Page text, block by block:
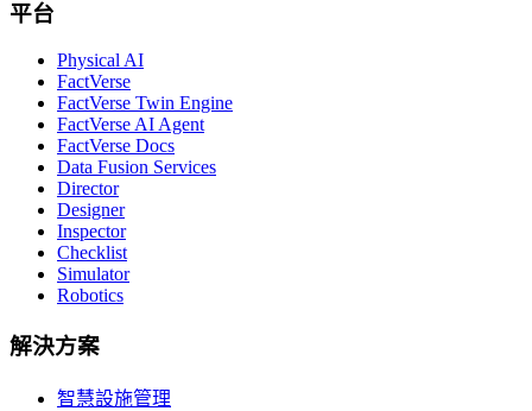
平台
Physical AI
FactVerse
FactVerse Twin Engine
FactVerse AI Agent
FactVerse Docs
Data Fusion Services
Director
Designer
Inspector
Checklist
Simulator
Robotics
解決方案
智慧設施管理